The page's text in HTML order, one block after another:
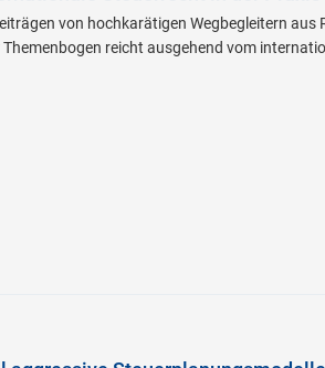
von hochkarätigen Wegbegleitern aus
reicht ausgehend vom